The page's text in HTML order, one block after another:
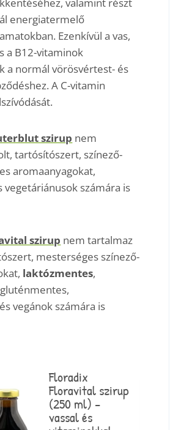
energiatermelő
Ezenkívül a vas,
a B12-vitaminok
a normál vörösvértest- és
A C-vitamin
szirup nem
tartósítószert, színező-
aromaanyagokat,
vegetáriánusok számára is
szirup nem tartalmaz
mesterséges színező-
laktózmentes,
vegánok számára is
Floradix
Floravital szirup
(250 ml) –
vassal és